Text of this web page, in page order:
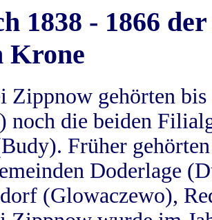
1838 - 1866
Krone
Zippnow gehörten
noch die beiden
Früher
Doderlage
(Glowaczewo),